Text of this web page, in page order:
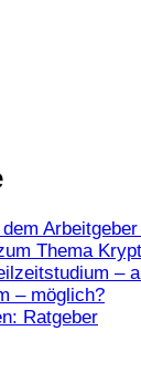
Thema
–
– möglich?
Ratgeber